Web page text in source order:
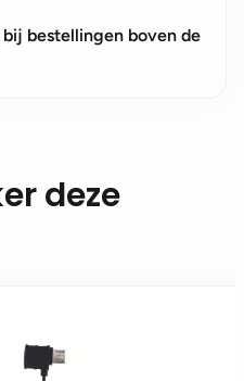
bestellingen boven de
deze